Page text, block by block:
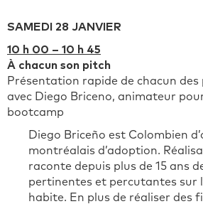
SAMEDI 28 JANVIER
10 h 00 – 10 h 45
À chacun son pitch
Présentation rapide de chacun des
avec Diego Briceno, animateur
bootcamp
Diego Briceño est Colombien
montréalais d’adoption.
raconte depuis plus de 15 ans
pertinentes et percutantes sur
habite. En plus de réaliser des